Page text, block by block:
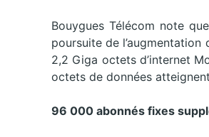
Bouygues Télécom note
poursuite de
2,2 Giga octets d’internet
octets de données
96 000 abonnés fixes